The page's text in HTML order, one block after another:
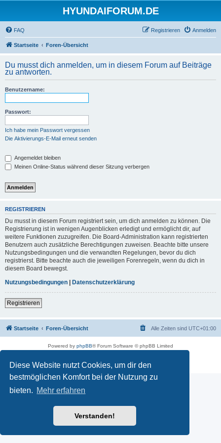
Diese Website nutzt Cookies, um dir den
bestmöglichen Komfort bei der Nutzung zu
bieten. Mehr erfahren
Verstanden!
HYUNDAIFORUM.DE
FAQ Anmelden
Registrieren
Startseite Foren-Übersicht
Du musst dich anmelden, um in diesem Forum auf Beiträge
zu antworten.
Benutzername:
Passwort:
Ich habe mein Passwort vergessen
Die Aktivierungs-E-Mail erneut senden
Angemeldet bleiben
Meinen Online-Status während dieser Sitzung verbergen
REGISTRIEREN
Du musst in diesem Forum registriert sein, um dich anmelden zu können. Die
Registrierung ist in wenigen Augenblicken erledigt und ermöglicht dir, auf
weitere Funktionen zuzugreifen. Die Board-Administration kann registrierten
Benutzern auch zusätzliche Berechtigungen zuweisen. Beachte bitte unsere
Nutzungsbedingungen und die verwandten Regelungen, bevor du dich
registrierst. Bitte beachte auch die jeweiligen Forenregeln, wenn du dich in
diesem Board bewegst.
Nutzungsbedingungen | Datenschutzerklärung
Registrieren
Startseite Foren-Übersicht Alle Zeiten sind UTC+01:00
Powered by phpBB® Forum Software © phpBB Limited
Impressum|Datenschutz |Nutzungsbedingungen